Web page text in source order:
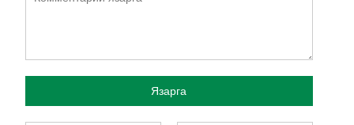
Язарга